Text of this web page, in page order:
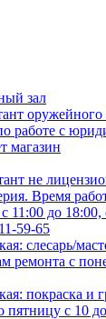
зал
оружейного
работе с
магазин
не
Время
11:00 до 18:00,
59-65
слесарь/
ремонта с
покраска и
пятницу с 10